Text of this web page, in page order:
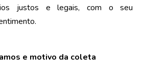
justos e legais, com o seu
e motivo da coleta